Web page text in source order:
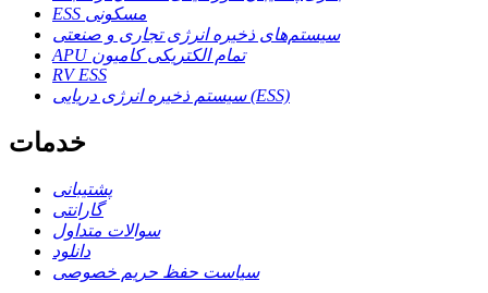
ESS مسکونی
سیستم‌های ذخیره انرژی تجاری و صنعتی
APU تمام الکتریکی کامیون
RV ESS
سیستم ذخیره انرژی دریایی (ESS)
خدمات
پشتیبانی
گارانتی
سوالات متداول
دانلود
سیاست حفظ حریم خصوصی